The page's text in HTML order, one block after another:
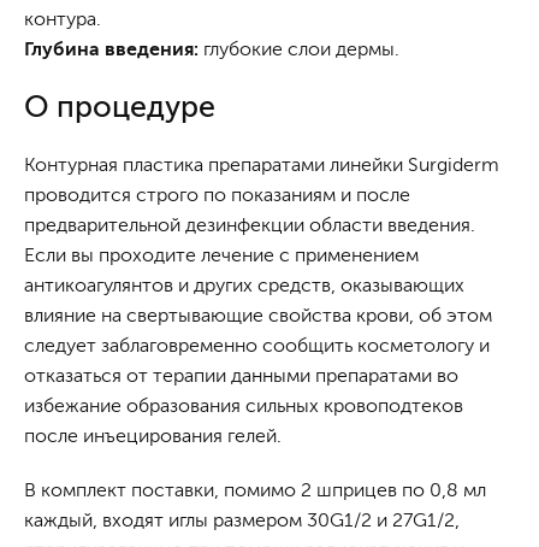
контура.
Глубина введения: глубокие слои дермы.
О процедуре
Контурная пластика препаратами линейки Surgiderm
проводится строго по показаниям и после
предварительной дезинфекции области введения.
Если вы проходите лечение с применением
антикоагулянтов и других средств, оказывающих
влияние на свертывающие свойства крови, об этом
следует заблаговременно сообщить косметологу и
отказаться от терапии данными препаратами во
избежание образования сильных кровоподтеков
после инъецирования гелей.
В комплект поставки, помимо 2 шприцев по 0,8 мл
каждый, входят иглы размером 30G1/2 и 27G1/2,